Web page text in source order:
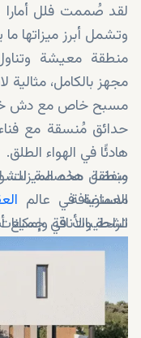
لقد صُممت فلل أمارا
وتشمل أبرز ميزاتها ما
منطقة معيشة
مجهز بالكامل، مثالية
مسبح خاص مع دش
هادئًا في الهواء الطلق.
منطقة مخصصة
الاستضافة.
تشطيبات في جميع
وأرضيات باركيه،
موقف مغطى للسيارات
عزل حراري ونوافذ
وبفضل هذه الميزات،
معمارية في عالم
الراحة والأناقة